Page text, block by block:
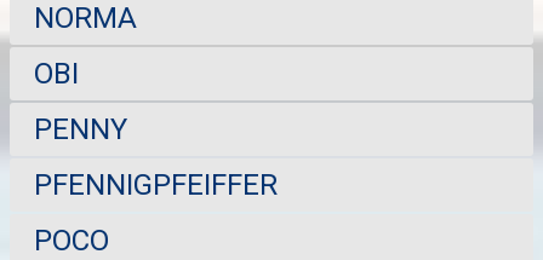
NORMA
OBI
PENNY
PFENNIGPFEIFFER
POCO